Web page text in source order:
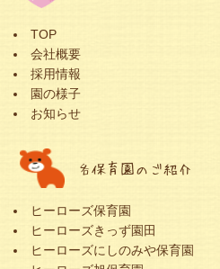
TOP
会社概要
採用情報
園の様子
お知らせ
各保育園のご紹介
ヒーローズ保育園
ヒーローズきっず園田
ヒーローズにしのみや保育園